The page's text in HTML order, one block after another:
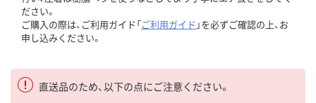
ださい。
ご購入の際は、ご利用ガイド「ご利用ガイド 」を必ずご確認の上、お
申し込みください。
直送品のため、以下の点にご注意ください。